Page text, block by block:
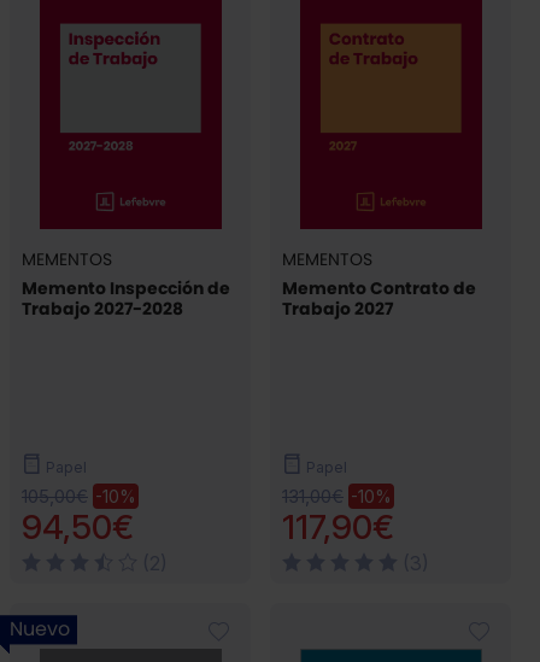
MEMENTOS
Memento Inspección de
Trabajo 2027-2028
Papel
105,00€ -10%
94,50€
MEMENTOS
Memento Contrato de
Trabajo 2027
Papel
131,00€ -10%
117,90€
Nuevo